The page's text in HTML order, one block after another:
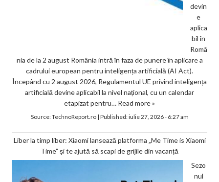
devin
e
aplica
bil în
Româ
nia de la 2 august România intră în faza de punere în aplicare a
cadrului european pentru inteligența artificială (AI Act).
Începând cu 2 august 2026, Regulamentul UE privind inteligența
artificială devine aplicabil la nivel național, cu un calendar
etapizat pentru… Read more »
Source:TechnoReport.ro| Published:iulie 27, 2026 - 6:27 am
Liber la timp liber: Xiaomi lansează platforma „Me Time is Xiaomi
Time” și te ajută să scapi de grijile din vacanță
Sezo
nul